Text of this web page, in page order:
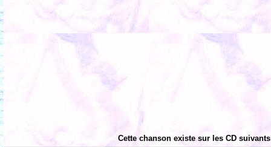
Cette chanson existe sur les CD